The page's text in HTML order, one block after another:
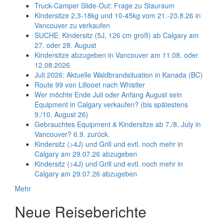
Truck-Camper Slide-Out: Frage zu Stauraum
Kindersitze 2,3-18kg und 10-45kg vom 21.-23.8.26 in
Vancouver zu verkaufen
SUCHE: Kindersitz (5J, 126 cm groß) ab Calgary am
27. oder 28. August
Kindersitze abzugeben in Vancouver am 11.08. oder
12.08.2026
Juli 2026: Aktuelle Waldbrandsituation in Kanada (BC)
Route 99 von Lillooet nach Whistler
Wer möchte Ende Juli oder Anfang August sein
Equipment in Calgary verkaufen? (bis spätestens
9./10. August 26)
Gebrauchtes Equipment & Kindersitze ab 7./8. July in
Vancouver? 6.9. zurück.
Kindersitz (>4J) und Grill und evtl. noch mehr in
Calgary am 29.07.26 abzugeben
Kindersitz (>4J) und Grill und evtl. noch mehr in
Calgary am 29.07.26 abzugeben
Mehr
Neue Reiseberichte